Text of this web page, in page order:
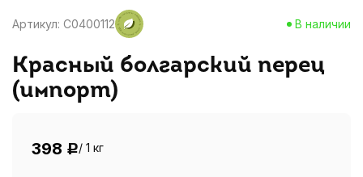
Артикул: C0400112 В наличии
Красный болгарский перец
(импорт)
398 Р/ 1 кг